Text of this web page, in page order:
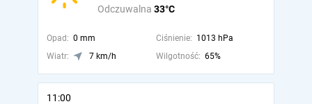
Odczuwalna 33°C
Opad: 0 mm Ciśnienie: 1013 hPa
Wiatr:
7 km/h Wilgotność: 65%
11:00